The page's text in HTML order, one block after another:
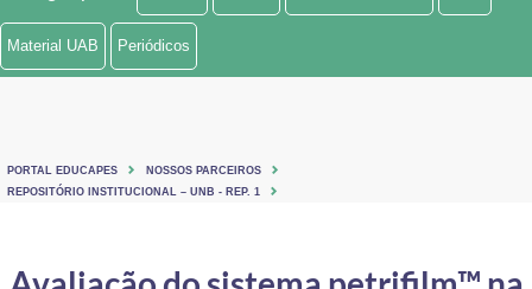
Ministério de Minas e Energia
Ministério do Turismo
Material UAB Periódicos
PORTAL EDUCAPES
NOSSOS PARCEIROS
REPOSITÓRIO INSTITUCIONAL – UNB - REP. 1